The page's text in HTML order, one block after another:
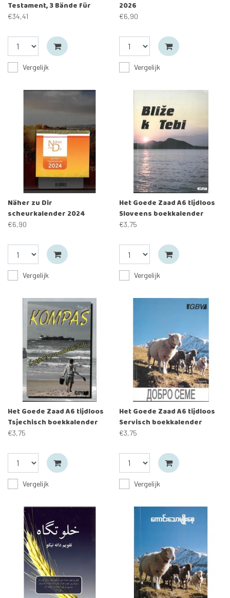
Testament, 3 Bände für
Tägliche Bibellesehilfe
€34,41
Vergelijk
2026
€6,90
Vergelijk
Näher zu Dir
scheurkalender 2024
€6,90
Vergelijk
Het Goede Zaad A6 tijdloos
Sloveens boekkalender
€3,75
Vergelijk
Het Goede Zaad A6 tijdloos
Tsjechisch boekkalender
€3,75
Vergelijk
Het Goede Zaad A6 tijdloos
Servisch boekkalender
€3,75
Vergelijk